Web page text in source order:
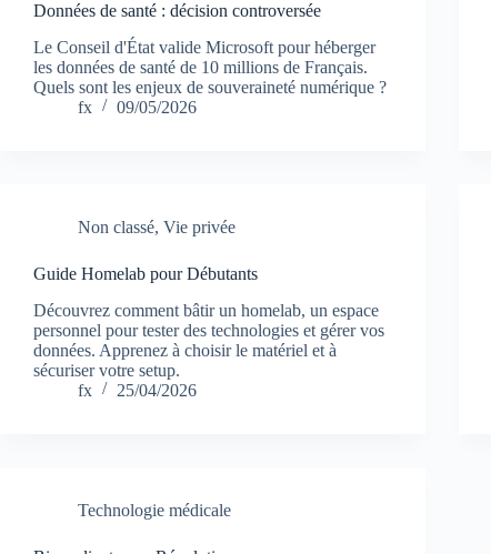
Données de santé : décision controversée
Le Conseil d'État valide Microsoft pour héberger
les données de santé de 10 millions de Français.
Quels sont les enjeux de souveraineté numérique ?
fx
09/05/2026
Non classé, Vie privée
Guide Homelab pour Débutants
Découvrez comment bâtir un homelab, un espace
personnel pour tester des technologies et gérer vos
données. Apprenez à choisir le matériel et à
sécuriser votre setup.
fx
25/04/2026
Technologie médicale